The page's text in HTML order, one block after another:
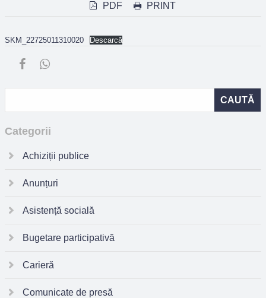
PDF PRINT
SKM_22725011310020 Descarcă
Categorii
Achiziții publice
Anunțuri
Asistență socială
Bugetare participativă
Carieră
Comunicate de presă